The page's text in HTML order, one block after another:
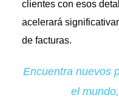
clientes con esos
acelerará
de facturas.
Encuentra nuevos
el mundo,